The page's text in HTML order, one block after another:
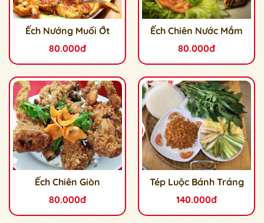
Ếch Nướng Muối Ớt
80.000đ
Ếch Chiên Nước Mắm
80.000đ
Ếch Chiên Giòn
80.000đ
Tép Luộc Bánh Tráng
140.000đ